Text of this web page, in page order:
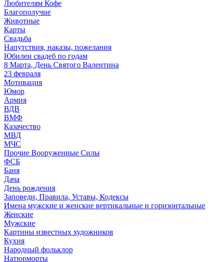
Любителям Кофе
Благополучие
Животные
Карты
Свадьба
Напутствия, наказы, пожелания
Юбилеи свадеб по годам
8 Марта, День Святого Валентина
23 февраля
Мотивация
Юмор
Армия
ВДВ
ВМФ
Казачество
МВД
МЧС
Прочие Вооруженные Силы
ФСБ
Баня
Дача
День рождения
Заповеди, Правила, Уставы, Кодексы
Имена мужские и женские вертикальные и горизонтальные
Женские
Мужские
Картины известных художников
Кухня
Народный фольклор
Натюрморты